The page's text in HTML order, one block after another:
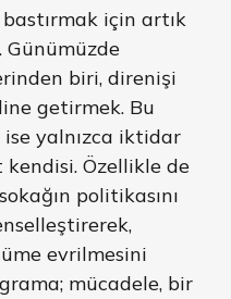
için artık
Günümüzde
biri, direnişi
getirmek. Bu
ise yalnızca iktidar
Özellikle de
politikasını
evrilmesini
mücadele, bir